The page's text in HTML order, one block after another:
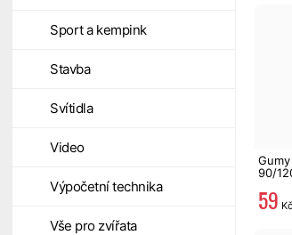
Sport a kempink
Stavba
Svítidla
Video
Výpočetní technika
Vše pro zvířata
90/
59 Kč